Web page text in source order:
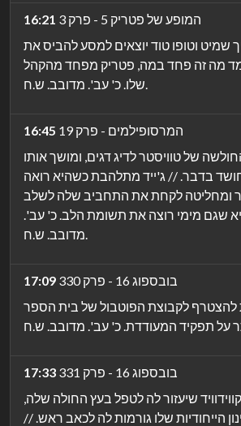
16:21
המופע של פטריק 5 - פרק 3
שמיט וטופו טוד יוצאים למסע להביס את
מה זה פחד במה, פטריק מפחד מהקהל
שלו. כ' עב'. מדובב. ש.ח.
16:45
המרסופילמים - פרק 19
של טוויסטר לדיג דגים, ומושך אותו
בדבר. // ג'ייד מתלהבת כשהיא רואה
ומחליטה לקחת את התחביב שלה לשלב
שגם מימי רוצה את תשומת הלב. כ' עב'.
מדובב. ש.ח.
17:09
בובספוג 16 - פרק 330
לקבוצת הפוטבול של בית הספר
17:33
בובספוג 16 - פרק 331
שיעזור לה לטפל בעץ החולה שלה,
הייחודיות שלו גורמות לה לכאב ראש. //